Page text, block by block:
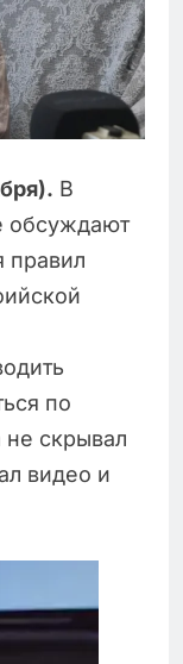
В
обсуждают
правил
по
скрывал
видео и